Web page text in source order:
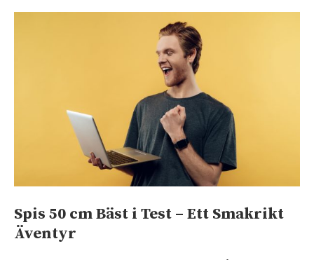
Spis 50 cm Bäst i Test – Ett Smakrikt
Äventyr